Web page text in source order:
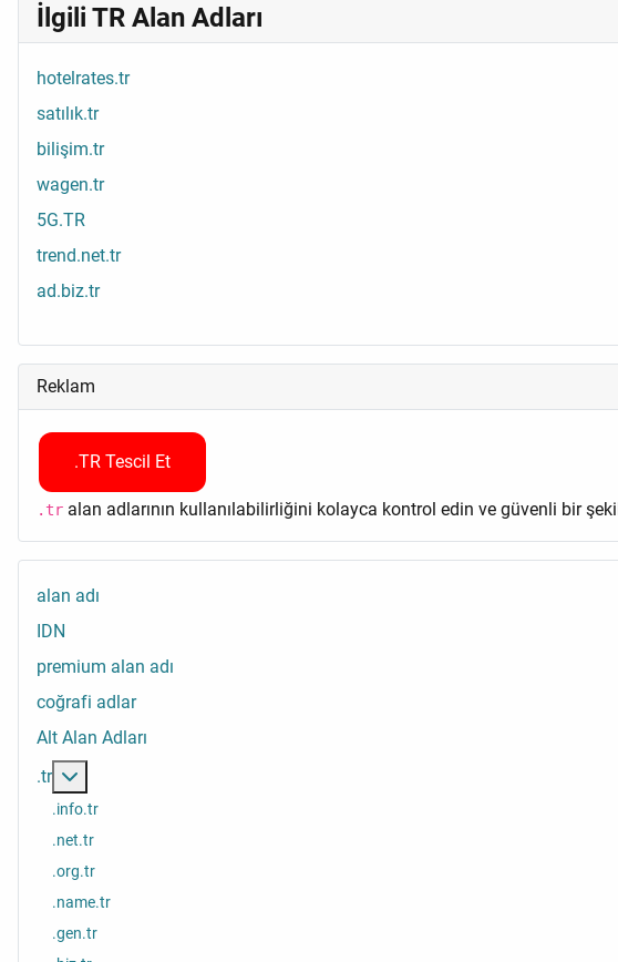
İlgili TR Alan Adları
hotelrates.tr
satılık.tr
bilişim.tr
wagen.tr
5G.TR
trend.net.tr
ad.biz.tr
Reklam
.TR Tescil Et
.tr alan adlarının kullanılabilirliğini kolayca kontrol edin ve güvenli bir
alan adı
IDN
premium alan adı
coğrafi adlar
Alt Alan Adları
.tr
.info.tr
.net.tr
.org.tr
.name.tr
.gen.tr